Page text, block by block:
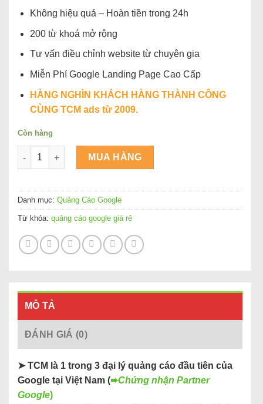
Không hiệu quả – Hoàn tiền trong 24h
200 từ khoá mở rộng
Tư vấn điều chỉnh website từ chuyên gia
Miễn Phí Google Landing Page Cao Cấp
HÀNG NGHÌN KHÁCH HÀNG THÀNH CÔNG
CÙNG TCM ads từ 2009.
Còn hàng
Quảng cáo Google giá rẻ tại HCM và Hà Nội cam kết hoàn
MUA HÀNG
Danh mục: Quảng Cáo Google
Từ khóa: quảng cáo google giá rẻ
MÔ TẢ
ĐÁNH GIÁ (0)
➤ TCM là 1 trong 3 đại lý quảng cáo đầu tiên của
Google tại Việt Nam (➨Chứng nhận Partner
Google)